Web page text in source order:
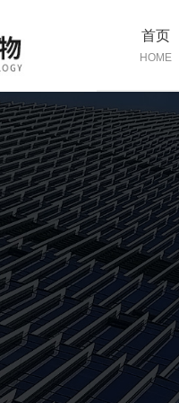
首页
HOME